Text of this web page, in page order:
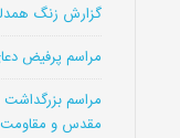
گزارش زنگ
مراسم پرفیض
مراسم
مقدس و مقاومت